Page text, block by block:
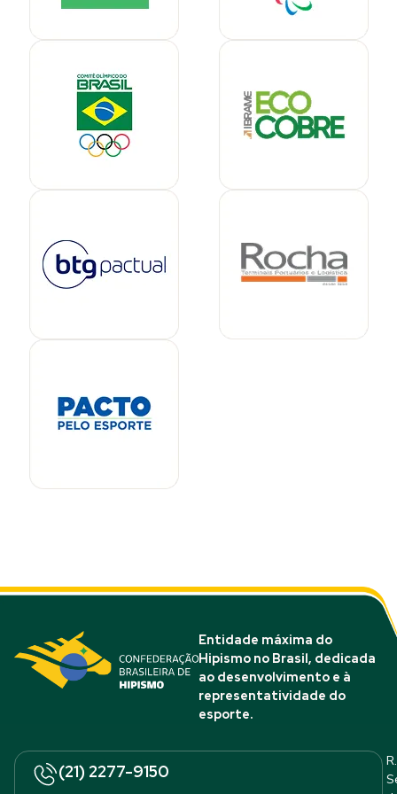
Entidade máxima do
Hipismo no Brasil, dedicada
ao desenvolvimento e à
representatividade do
esporte.
(21) 2277-9150
R.